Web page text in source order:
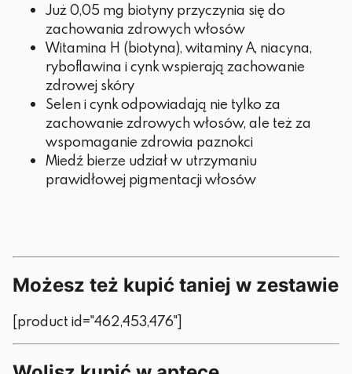
Już 0,05 mg biotyny przyczynia się do
zachowania zdrowych włosów
Witamina H (biotyna), witaminy A, niacyna,
ryboflawina i cynk wspierają zachowanie
zdrowej skóry
Selen i cynk odpowiadają nie tylko za
zachowanie zdrowych włosów, ale też za
wspomaganie zdrowia paznokci
Miedź bierze udział w utrzymaniu
prawidłowej pigmentacji włosów
Możesz też kupić taniej w zestawie
[product id="462,453,476"]